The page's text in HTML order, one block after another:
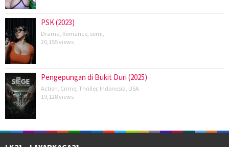
PSK (2023)
Drama Romance semi
20,155 views
Pengepungan di Bukit Duri (2025)
Action Crime Thriller, Indonesia USA
19,128 views